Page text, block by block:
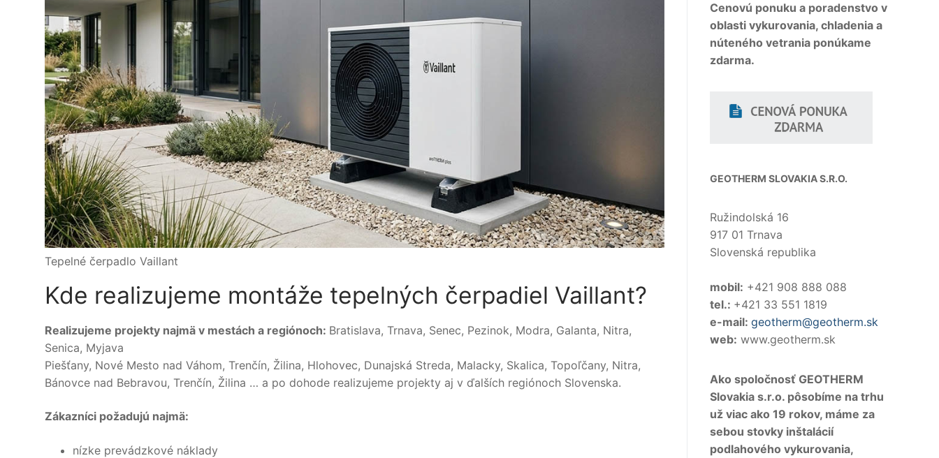
Tepelné čerpadlo Vaillant
Kde realizujeme montáže tepelných čerpadiel Vaillant?
Realizujeme projekty najmä v mestách a regiónoch: Bratislava, Trnava, Senec, Pezinok, Modra, Galanta, Nitra,
Senica, Myjava
Piešťany, Nové Mesto nad Váhom, Trenčín, Žilina, Hlohovec, Dunajská Streda, Malacky, Skalica, Topoľčany, Nitra,
Bánovce nad Bebravou, Trenčín, Žilina … a po dohode realizujeme projekty aj v ďalších regiónoch Slovenska.
Zákazníci požadujú najmä:
nízke prevádzkové náklady
Cenovú ponuku a poradenstvo v
oblasti vykurovania, chladenia a
núteného vetrania ponúkame
zdarma.
GEOTHERM SLOVAKIA S.R.O.
Ružindolská 16
917 01 Trnava
Slovenská republika
mobil: +421 908 888 088
tel.: +421 33 551 1819
e-mail: geotherm@geotherm.sk
web: www.geotherm.sk
Ako spoločnosť GEOTHERM
Slovakia s.r.o. pôsobíme na trhu
už viac ako 19 rokov, máme za
sebou stovky inštalácií
podlahového vykurovania,